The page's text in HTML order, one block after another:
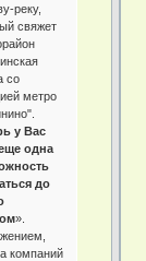
реку,
свяжет
со
метро
у Вас
одна
до
».
компаний